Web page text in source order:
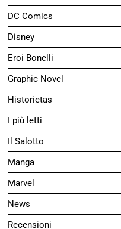
DC Comics
Disney
Eroi Bonelli
Graphic Novel
Historietas
I più letti
Il Salotto
Manga
Marvel
News
Recensioni